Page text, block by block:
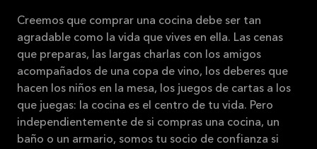
Creemos que comprar una cocina debe ser tan
agradable como la vida que vives en ella. Las cenas
que preparas, las largas charlas con los amigos
acompañados de una copa de vino, los deberes que
hacen los niños en la mesa, los juegos de cartas a los
que juegas: la cocina es el centro de tu vida. Pero
independientemente de si compras una cocina, un
baño o un armario, somos tu socio de confianza si